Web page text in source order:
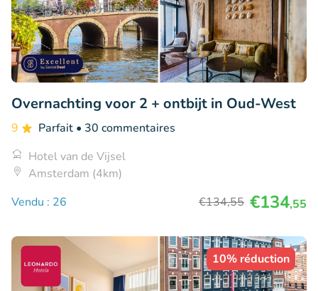
Overnachting voor 2 + ontbijt in Oud-West
9 Parfait • 30 commentaires
Hotel van de Vijsel
Amsterdam (4km)
Vendu : 26
€134,55 €134,55
10% réduction